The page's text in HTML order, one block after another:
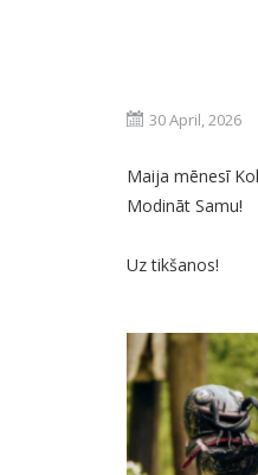
30 April, 2026
Maija mēnesī
Modināt Samu!
Uz tikšanos!